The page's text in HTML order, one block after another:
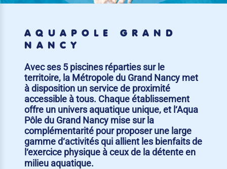
AQUAPÔLE GRAND
NANCY
Avec ses 5 piscines réparties sur le
territoire, la Métropole du Grand Nancy met
à disposition un service de proximité
accessible à tous. Chaque établissement
offre un univers aquatique unique, et l‘Aqua
Pôle du Grand Nancy mise sur la
complémentarité pour proposer une large
gamme d‘activités qui allient les bienfaits de
l‘exercice physique à ceux de la détente en
milieu aquatique.